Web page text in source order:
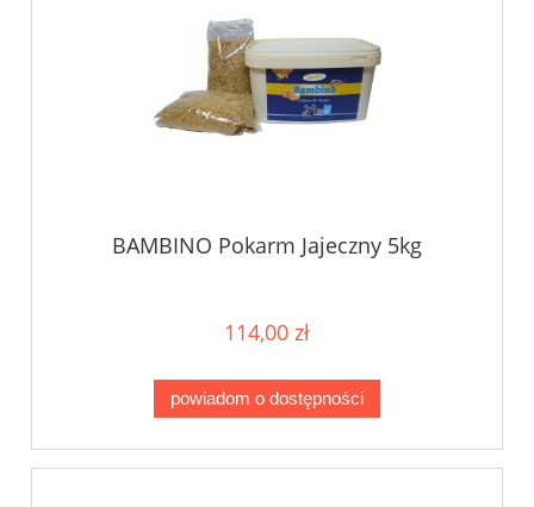
BAMBINO Pokarm Jajeczny 5kg
114,00 zł
powiadom o dostępności